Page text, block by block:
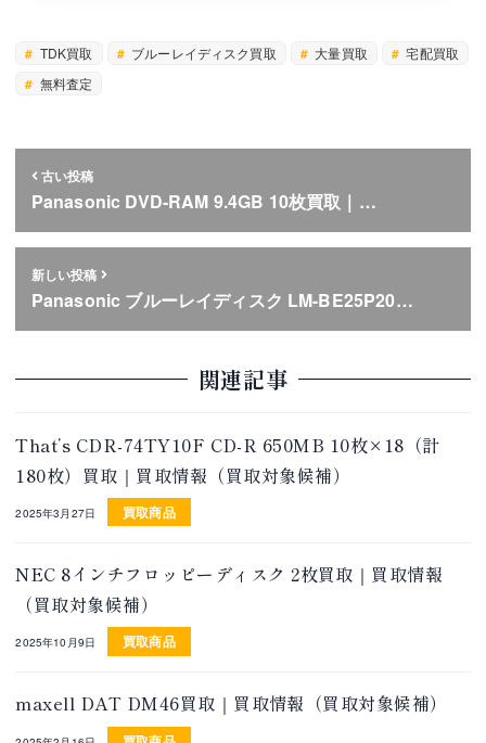
TDK買取 ブルーレイディスク買取 大量買取
宅配買取
無料査定
古い投稿
Panasonic DVD-RAM 9.4GB 10枚買取｜…
新しい投稿
Panasonic ブルーレイディスク LM-BE25P20…
関連記事
That’s CDR-74TY10F CD-R 650MB 10枚×18（計
180枚）買取｜買取情報（買取対象候補）
2025年3月27日 買取商品
NEC 8インチフロッピーディスク 2枚買取｜買取情報
（買取対象候補）
2025年10月9日 買取商品
maxell DAT DM46買取｜買取情報（買取対象候補）